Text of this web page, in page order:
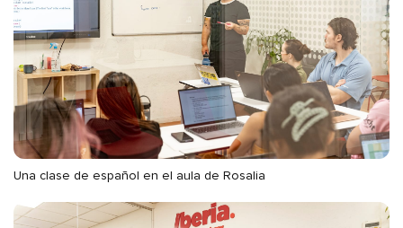
Una clase de español en el aula de Rosalia